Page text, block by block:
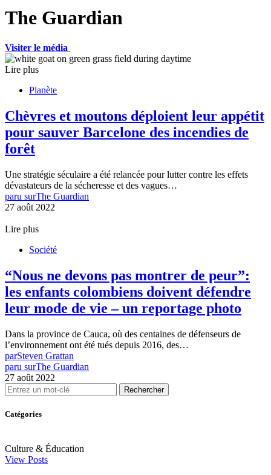
The Guardian
Visiter le média
Lire plus
Planète
Chèvres et moutons déploient leur appétit
pour sauver Barcelone des incendies de
forêt
Une stratégie séculaire a été relancée pour lutter contre les effets
dévastateurs de la sécheresse et des vagues…
paru surThe Guardian
27 août 2022
Lire plus
Société
“Nous ne devons pas montrer de peur”:
les enfants colombiens doivent défendre
leur mode de vie – un reportage photo
Dans la province de Cauca, où des centaines de défenseurs de
l’environnement ont été tués depuis 2016, des…
parSteven Grattan
paru surThe Guardian
27 août 2022
Rechercher
Catégories
Culture & Éducation
View Posts